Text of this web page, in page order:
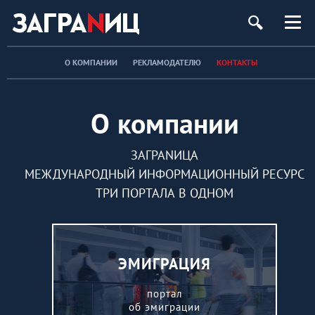
О КОМПАНИИ РЕКЛАМОДАТЕЛЮ КОНТАКТЫ
О компании
ЗАГРАNИЦА
МЕЖДУНАРОДНЫЙ ИНФОРМАЦИОННЫЙ РЕСУРС
ТРИ ПОРТАЛА В ОДНОМ
ЭМИГРАЦИЯ
портал
об эмиграции